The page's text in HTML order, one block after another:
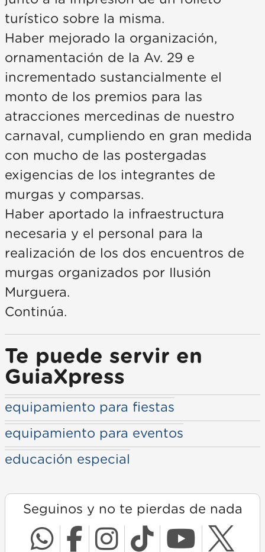
turístico sobre la misma.
Haber mejorado la organización,
ornamentación de la Av. 29 e
incrementado sustancialmente el
monto de los premios para las
atracciones mercedinas de nuestro
carnaval, cumpliendo en gran medida
con mucho de las postergadas
exigencias de los integrantes de
murgas y comparsas.
Haber aportado la infraestructura
necesaria y el personal para la
realización de los dos encuentros de
murgas organizados por Ilusión
Murguera.
Continúa.
Te puede servir en
GuiaXpress
equipamiento para fiestas
equipamiento para eventos
educación especial
Seguinos y no te pierdas de nada